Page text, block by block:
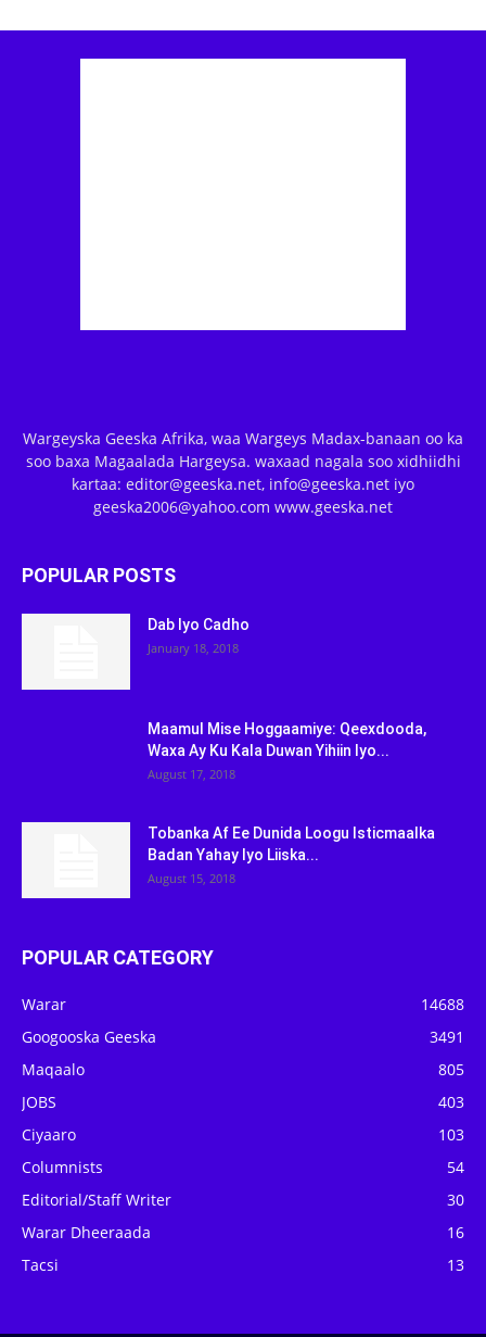
Wargeyska Geeska Afrika, waa Wargeys Madax-banaan oo ka
soo baxa Magaalada Hargeysa. waxaad nagala soo xidhiidhi
kartaa: editor@geeska.net, info@geeska.net iyo
geeska2006@yahoo.com www.geeska.net
POPULAR POSTS
Dab Iyo Cadho
January 18, 2018
Maamul Mise Hoggaamiye: Qeexdooda,
Waxa Ay Ku Kala Duwan Yihiin Iyo...
August 17, 2018
Tobanka Af Ee Dunida Loogu Isticmaalka
Badan Yahay Iyo Liiska...
August 15, 2018
POPULAR CATEGORY
Warar
14688
Googooska Geeska
3491
Maqaalo
805
JOBS
403
Ciyaaro
103
Columnists
54
Editorial/Staff Writer
30
Warar Dheeraada
16
Tacsi
13